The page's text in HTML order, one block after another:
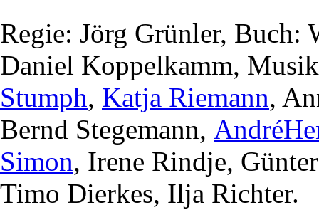
Regie: Jörg Grünler, Buch:
Daniel Koppelkamm,
Stumph, Katja Riemann,
Bernd Stegemann,
Simon, Irene Rindje,
Timo Dierkes, Ilja Richter.